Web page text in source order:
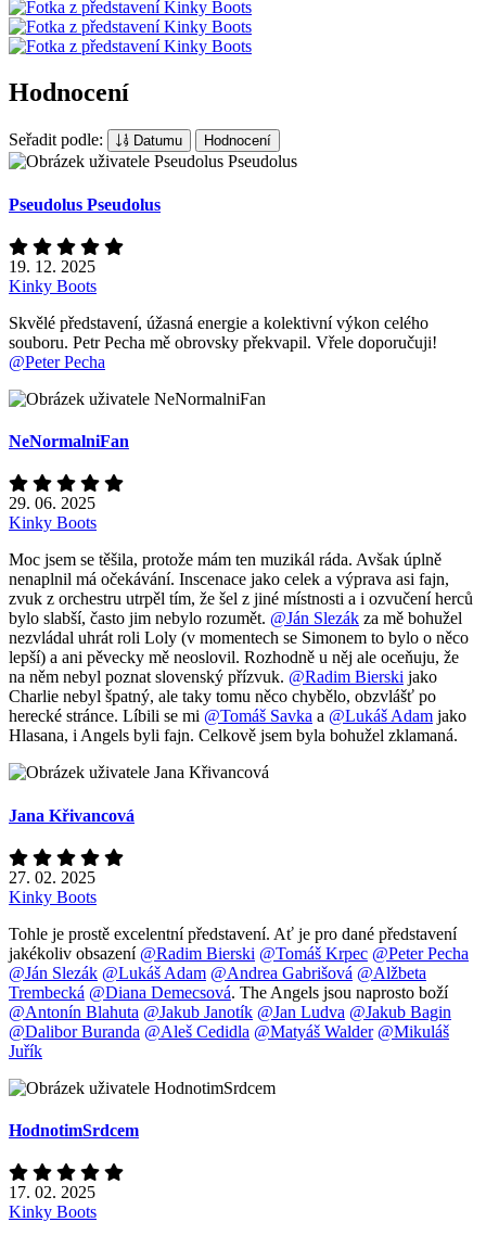
Hodnocení
Seřadit podle: Datumu Hodnocení
Pseudolus Pseudolus
19. 12. 2025
Kinky Boots
Skvělé představení, úžasná energie a kolektivní výkon celého
souboru. Petr Pecha mě obrovsky překvapil. Vřele doporučuji!
@Peter Pecha
NeNormalniFan
29. 06. 2025
Kinky Boots
Moc jsem se těšila, protože mám ten muzikál ráda. Avšak úplně
nenaplnil má očekávání. Inscenace jako celek a výprava asi fajn,
zvuk z orchestru utrpěl tím, že šel z jiné místnosti a i ozvučení herců
bylo slabší, často jim nebylo rozumět. @Ján Slezák za mě bohužel
nezvládal uhrát roli Loly (v momentech se Simonem to bylo o něco
lepší) a ani pěvecky mě neoslovil. Rozhodně u něj ale oceňuju, že
na něm nebyl poznat slovenský přízvuk. @Radim Bierski jako
Charlie nebyl špatný, ale taky tomu něco chybělo, obzvlášť po
herecké stránce. Líbili se mi @Tomáš Savka a @Lukáš Adam jako
Hlasana, i Angels byli fajn. Celkově jsem byla bohužel zklamaná.
Jana Křivancová
27. 02. 2025
Kinky Boots
Tohle je prostě excelentní představení. Ať je pro dané představení
jakékoliv obsazení @Radim Bierski @Tomáš Krpec @Peter Pecha
@Ján Slezák @Lukáš Adam @Andrea Gabrišová @Alžbeta
Trembecká @Diana Demecsová. The Angels jsou naprosto boží
@Antonín Blahuta @Jakub Janotík @Jan Ludva @Jakub Bagin
@Dalibor Buranda @Aleš Cedidla @Matyáš Walder @Mikuláš
Juřík
HodnotimSrdcem
17. 02. 2025
Kinky Boots